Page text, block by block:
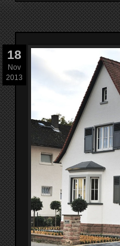
18
Nov
2013